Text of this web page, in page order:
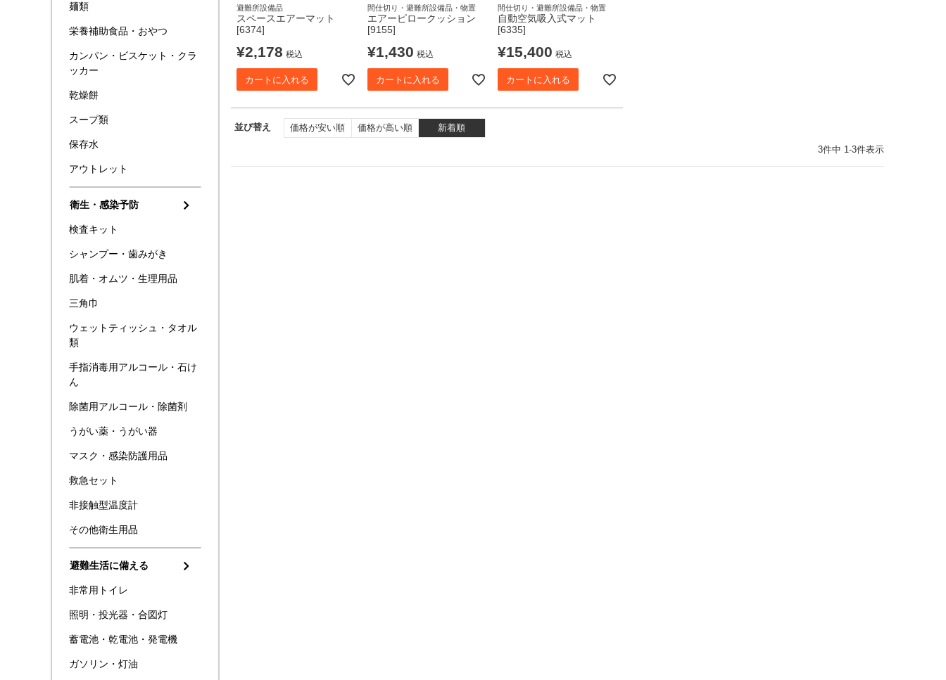
麺類
栄養補助食品・おやつ
カンパン・ビスケット・クラ
ッカー
乾燥餅
スープ類
保存水
アウトレット
衛生・感染予防
検査キット
シャンプー・歯みがき
肌着・オムツ・生理用品
三角巾
ウェットティッシュ・タオル
類
手指消毒用アルコール・石け
ん
除菌用アルコール・除菌剤
うがい薬・うがい器
マスク・感染防護用品
救急セット
非接触型温度計
その他衛生用品
避難生活に備える
非常用トイレ
照明・投光器・合図灯
蓄電池・乾電池・発電機
ガソリン・灯油
避難所設備品
スペースエアーマット
[6374]
¥2,178 税込
カートに入れる
間仕切り・避難所設備品・物置
エアーピロークッション
[9155]
¥1,430 税込
カートに入れる
間仕切り・避難所設備品・物置
自動空気吸入式マット
[6335]
¥15,400 税込
カートに入れる
並び替え 価格が安い順 価格が高い順 新着順
3件中 1-3件表示